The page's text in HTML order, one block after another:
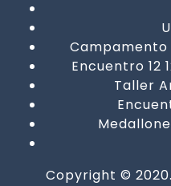
Campamento
Encuentro 12
Taller
Copyright ©